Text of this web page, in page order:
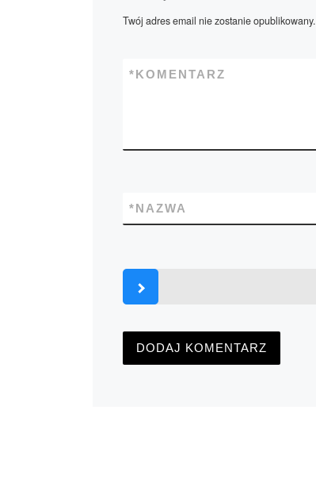
Twój adres email nie zostanie opublikowany.
KOMENTARZ
*
NAZWA
*